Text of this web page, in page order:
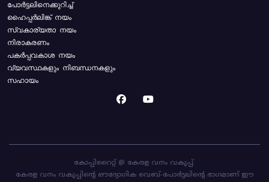
പോര്‍ട്ടലിനെക്കുറിച്ച്
ഹൈപ്പർലിങ്ക് നയം
സ്വകാര്യതാ നയം
നിരാകരണം
പകർപ്പവകാശ നയം
വ്യവസ്ഥകളും നിബന്ധനകളും
സഹായം
കോപ്പിറൈറ്റ് @ കേരള വനം വകുപ്പ്.
കേരള വനം വകുപ്പിന്റെ ഔദ്യോഗിക വെബ്-പോർട്ടലിന്റെ ഭാഗമാണ് ഈ